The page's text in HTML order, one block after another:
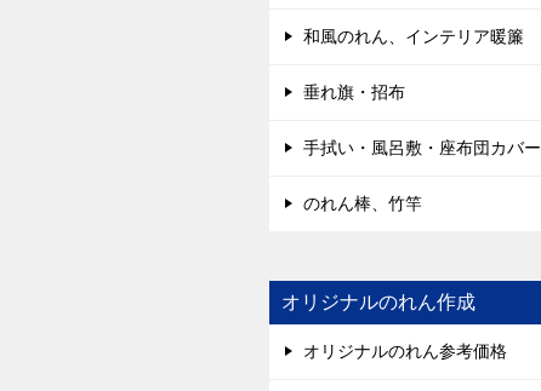
和風のれん、インテリア暖簾
垂れ旗・招布
手拭い・風呂敷・座布団カバー
のれん棒、竹竿
オリジナルのれん作成
オリジナルのれん参考価格